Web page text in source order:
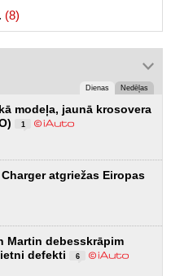
(8)
Dienas Nedēļas
modeļa, jaunā krosovera
1
atgriežas Eiropas
Martin debesskrāpim
defekti
6